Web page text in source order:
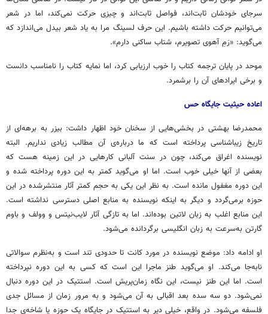
سرجای خودشان ثابت‌اند، فواصل ثابت‌اند و چیزی حرکت نمی‌کند، اما در شعر
می‌توانیم حرکت داشته باشیم. این حرف لسینگ مرا به یاد شعر بیدلمی‌اندازد که
می‌گوید: «رَمِ آهوی تصویرم، شتاب ساکنی دارم».
موحد در پایان ترجمه‌ کتاب را خوب ارزیابی کرد، اما نمایه‌ کتاب را نامناسب دانست
و برخی ایرادهای آن را برشمرد.
اعاده حیثیت جایگاه حس
محمدرضا بهشتی در بخشی‌هایی از سخنان خود اظهار داشت: بیزر به برهه‌ای از
تاریخ زیباشناسی پرداخته است که ما درباره‌ی آن مطالب زیادی نداریم. البته
نویسنده اغراق می‌کند، چون در سنت آلبانی کارهایی در این زمینه هست که
بعضی از آنها خیلی خوب است. اما او می‌گوید کمتر به این دوره پرداخته شده و
این دوره مغفول مانده است. به نظر این یکی به حجم کمتر آثار منتشرشده در این
حوزه برمی‌گردد و دیگر به اینکه نویسنده به منابع اصلی دسترسی نداشته است.
این منابع اغلب به زبان لاتین بوده‌اند. اما به تازگی آثار لایب‌نیتسو وولف وباوم
گارتن به‌سرعت به زبان انگلیسی برگردانده می‌شود.
او ادامه داد: موضع نویسنده در مورد کانت تا حدودی تند است و به‌نظرم سوالاتی
نابه‌جا می‌کند. او می‌گوید طنز ماجرا این است که کسی به این دوره نپرداخته
است. اما این طنز نیست، این نگاه زمان‌پریش است. استتیک در این دوره دنبال
نمی‌شود. دو سه سده بعد اقبالی به آن می‌شود و به مرور زمان از مسائل جدی
فلسفه می‌شود. در واقع، خیلی دیر به استتیک در جایگاه یک حوزه یا شاخه‌ی جدا